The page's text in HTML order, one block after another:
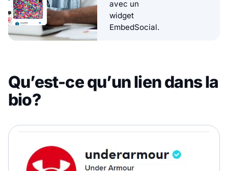
avec un
widget
EmbedSocial.
Qu’est-ce qu’un lien dans la
bio?